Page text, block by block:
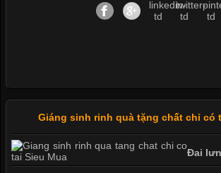
Giáng sinh rinh quà tặng chất chỉ có
Đai